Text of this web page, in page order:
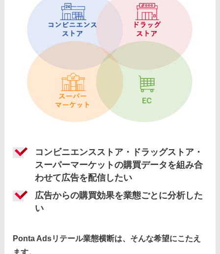
コンビニエンスストア・ドラッグストア・
スーパーマーケットの購買データを組み合
わせて広告を配信したい
広告からの購買効果を業態ごとに分析した
い
Ponta Adsリテール業態横断は、そんな希望にこたえ